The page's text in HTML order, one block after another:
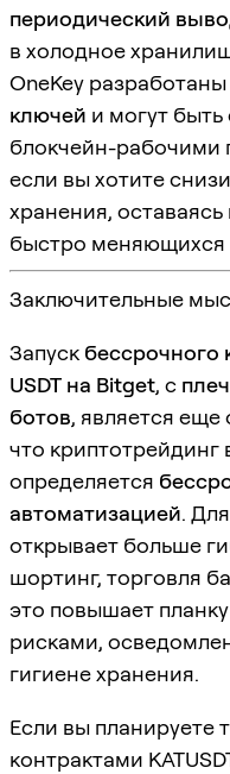
периодический
в холодное
OneKey разработаны
ключей и могут
блокчейн-рабочими
если вы хотите
хранения,
быстро меняющихся
Заключительные
Запуск бессрочного
USDT на Bitget, с
ботов, является
что криптотрейдинг
определяется
автоматизацией.
открывает больше
шортинг, торговля
это повышает
рисками,
гигиене хранения.
Если вы планируете
контрактами